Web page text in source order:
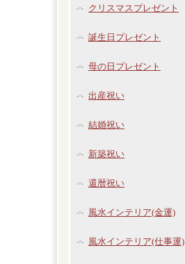
クリスマスプレゼント
誕生日プレゼント
母の日プレゼント
出産祝い
結婚祝い
新築祝い
還暦祝い
風水インテリア(金運)
風水インテリア(仕事運)